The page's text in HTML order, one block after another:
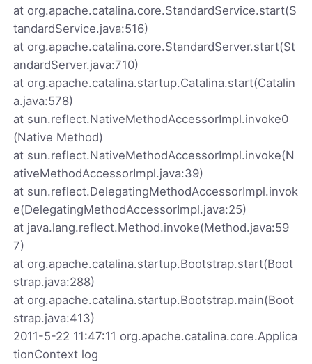
at org.apache.catalina.core.StandardService.start(S
tandardService.java:516)
at org.apache.catalina.core.StandardServer.start(St
andardServer.java:710)
at org.apache.catalina.startup.Catalina.start(Catalin
a.java:578)
at sun.reflect.NativeMethodAccessorImpl.invoke0
(Native Method)
at sun.reflect.NativeMethodAccessorImpl.invoke(N
ativeMethodAccessorImpl.java:39)
at sun.reflect.DelegatingMethodAccessorImpl.invok
e(DelegatingMethodAccessorImpl.java:25)
at java.lang.reflect.Method.invoke(Method.java:59
7)
at org.apache.catalina.startup.Bootstrap.start(Boot
strap.java:288)
at org.apache.catalina.startup.Bootstrap.main(Boot
strap.java:413)
2011-5-22 11:47:11 org.apache.catalina.core.Applica
tionContext log